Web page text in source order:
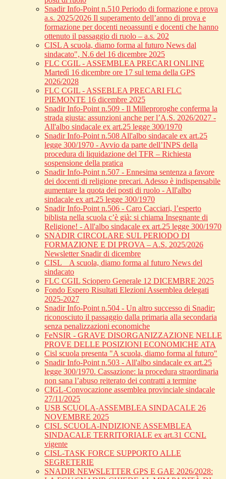
Snadir Info-Point n.510 Periodo di formazione e prova
a.s. 2025/2026 Il superamento dell’anno di prova e
formazione per docenti neoassunti e docenti che hanno
ottenuto il passaggio di ruolo – a.s. 202
CISL A scuola, diamo forma al futuro News dal
sindacato", N.6 del 16 dicembre 2025
FLC CGIL - ASSEMBLEA PRECARI ONLINE
Martedì 16 dicembre ore 17 sul tema della GPS
2026/2028
FLC CGIL - ASSEBLEA PRECARI FLC
PIEMONTE 16 dicembre 2025
Snadir Info-Point n.509 - Il Milleproroghe conferma la
strada giusta: assunzioni anche per l’A.S. 2026/2027 -
All'albo sindacale ex art.25 legge 300/1970
Snadir Info-Point n.508 All'albo sindacale ex art.25
legge 300/1970 - Avvio da parte dell’INPS della
procedura di liquidazione del TFR – Richiesta
sospensione della pratica
Snadir Info-Point n.507 - Ennesima sentenza a favore
dei docenti di religione precari. Adesso è indispensabile
aumentare la quota dei posti di ruolo - All'albo
sindacale ex art.25 legge 300/1970
Snadir Info-Point n.506 - Caro Cacciari, l’esperto
biblista nella scuola c’è già: si chiama Insegnante di
Religione! - All'albo sindacale ex art.25 legge 300/1970
SNADIR CIRCOLARE SUL PERIODO DI
FORMAZIONE E DI PROVA – A.S. 2025/2026
Newsletter Snadir di dicembre
CISL _ A scuola, diamo forma al futuro News del
sindacato
FLC CGIL Sciopero Generale 12 DICEMBRE 2025
Fondo Espero Risultati Elezioni Assemblea delegati
2025-2027
Snadir Info-Point n.504 - Un altro successo di Snadir:
riconosciuto il passaggio dalla primaria alla secondaria
senza penalizzazioni economiche
FeNSIR - GRAVE DISORGANIZZAZIONE NELLE
PROVE DELLE POSIZIONI ECONOMICHE ATA
Cisl scuola presenta "A scuola, diamo forma al futuro"
Snadir Info-Point n.503 - All'albo sindacale ex art.25
legge 300/1970. Cassazione: la procedura straordinaria
non sana l’abuso reiterato dei contratti a termine
CIGL-Convocazione assemblea provinciale sindacale
27/11/2025
USB SCUOLA-ASSEMBLEA SINDACALE 26
NOVEMBRE 2025
CISL SCUOLA-INDIZIONE ASSEMBLEA
SINDACALE TERRITORIALE ex art.31 CCNL
vigente
CISL-TASK FORCE SUPPORTO ALLE
SEGRETERIE
SNADIR NEWSLETTER GPS E GAE 2026/2028: